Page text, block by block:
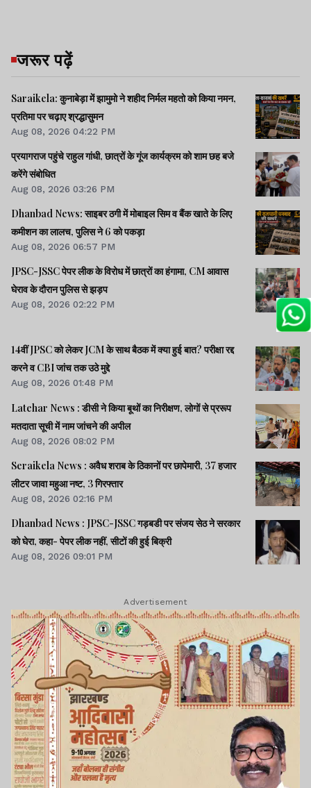
जरूर पढ़ें
Saraikela: कुनाबेड़ा में झामुमो ने शहीद निर्मल महतो को किया नमन,
प्रतिमा पर चढ़ाए श्रद्धासुमन
Aug 08, 2026 04:22 PM
प्रयागराज पहुंचे राहुल गांधी, छात्रों के गूंज कार्यक्रम को शाम छह बजे
करेंगे संबोधित
Aug 08, 2026 03:26 PM
Dhanbad News: साइबर ठगी में मोबाइल सिम व बैंक खाते के लिए
कमीशन का लालच, पुलिस ने 6 को पकड़ा
Aug 08, 2026 06:57 PM
JPSC-JSSC पेपर लीक के विरोध में छात्रों का हंगामा, CM आवास
घेराव के दौरान पुलिस से झड़प
Aug 08, 2026 02:22 PM
14वीं JPSC को लेकर JCM के साथ बैठक में क्या हुई बात? परीक्षा रद्द
करने व CBI जांच तक उठे मुद्दे
Aug 08, 2026 01:48 PM
Latehar News : डीसी ने किया बूथों का निरीक्षण, लोगों से प्ररूप
मतदाता सूची में नाम जांचने की अपील
Aug 08, 2026 08:02 PM
Seraikela News : अवैध शराब के ठिकानों पर छापेमारी, 37 हजार
लीटर जावा महुआ नष्ट, 3 गिरफ्तार
Aug 08, 2026 02:16 PM
Dhanbad News : JPSC-JSSC गड़बडी पर संजय सेठ ने सरकार
को घेरा, कहा- पेपर लीक नहीं, सीटों की हुई बिक्री
Aug 08, 2026 09:01 PM
Advertisement